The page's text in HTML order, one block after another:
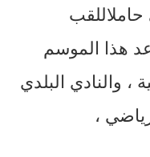
حاملاللقب
هذا الموسم
، والنادي البلدي
،